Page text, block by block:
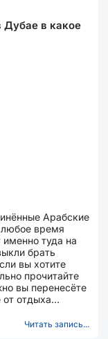
Дубае в какое
Арабские
время
именно туда на
брать
вы хотите
прочитайте
вы перенесёте
от отдыха
Читать запись...